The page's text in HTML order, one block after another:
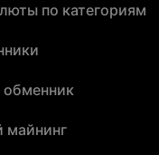
по категориям
майнинг